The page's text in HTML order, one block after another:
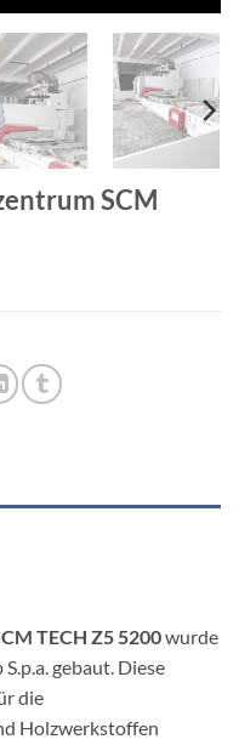
SCM
TECH Z5 5200wurde
gebaut. Diese
die
Holzwerkstoffen